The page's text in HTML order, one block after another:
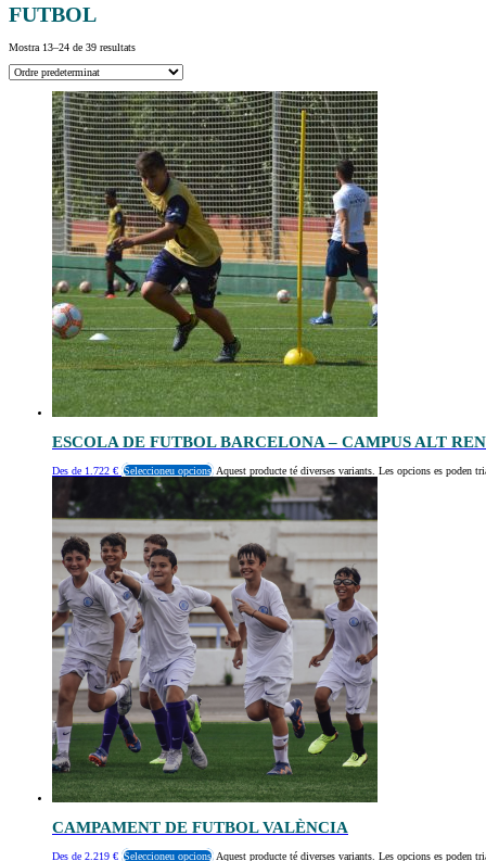
FUTBOL
Mostra 13–24 de 39 resultats
ESCOLA DE FUTBOL BARCELONA – CAMPUS ALT
Des de 1.722 € Seleccioneu opcions Aquest producte té diverses variants. Les opcions es poden
CAMPAMENT DE FUTBOL VALÈNCIA
Des de 2.219 € Seleccioneu opcions Aquest producte té diverses variants. Les opcions es poden